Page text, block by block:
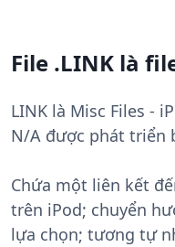
File .LINK là
LINK là Misc Files -
N/A được phát triển
Chứa một liên kết
trên iPod; chuyển
lựa chọn; tương tự